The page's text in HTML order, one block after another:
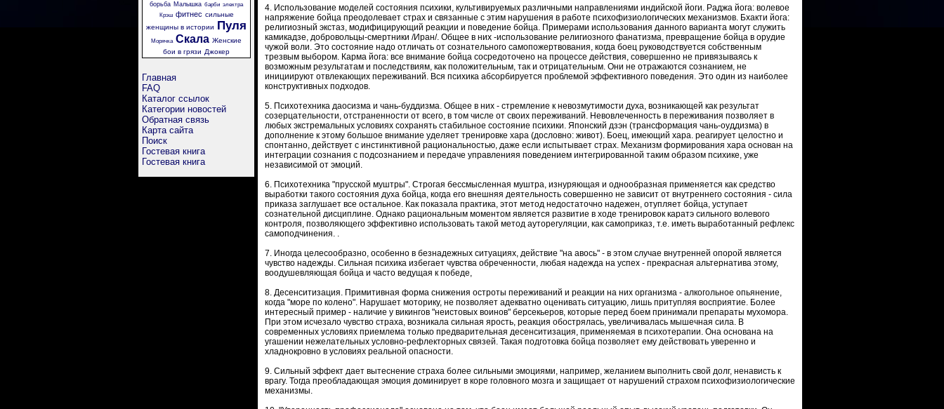
борьба Малышка барби электра
Крэш фитнес сильные
женщины в истории Пуля
Морячка Скала Женские
бои в грязи Джокер
Главная
FAQ
Каталог ссылок
Категории новостей
Обратная связь
Карта сайта
Поиск
Гостевая книга
Гостевая книга
4. Использование моделей состояния психики, культивируемых различными направлениями индийской йоги. Раджа йога: волевое
напряжение бойца преодолевает страх и связанные с этим нарушения в работе психофизиологических механизмов. Бхакти йога:
религиозный экстаз, модифицирующий реакции и поведение бойца. Примерами использования данного варианта могут служить
камикадзе, добровольцы-смертники /Иран/. Общее в них -использование религиозного фанатизма, превращение бойца в орудие
чужой воли. Это состояние надо отличать от сознательного самопожертвования, когда боец руководствуется собственным
трезвым выбором. Карма йога: все внимание бойца сосредоточено на процессе действия, совершенно не привязываясь к
возможным результатам и последствиям, как положительным, так и отрицательным. Они не отражаются сознанием, не
инициируют отвлекающих переживаний. Вся психика абсорбируется проблемой эффективного поведения. Это один из наиболее
конструктивных подходов.
5. Психотехника даосизма и чань-буддизма. Общее в них - стремление к невозмутимости духа, возникающей как результат
созерцательности, отстраненности от всего, в том числе от своих переживаний. Невовлеченность в переживания позволяет в
любых экстремальных условиях сохранять стабильное состояние психики. Японский дзэн (трансформация чань-оуддизма) в
дополнение к этому большое внимание уделяет тренировке хара (дословно: живот). Боец, имеющий хара. реагирует целостно и
спонтанно, действует с инстинктивной рациональностью, даже если испытывает страх. Механизм формирования хара основан на
интеграции сознания с подсознанием и передаче управленияя поведением интегрированной таким образом психике, уже
независимой от эмоций.
6. Психотехника "прусской муштры". Строгая бессмысленная муштра, изнуряющая и однообразная применяется как средство
выработки такого состояния духа бойца, когда его внешняя деятельность совершенно не зависит от внутреннего состояния - сила
приказа заглушает все остальное. Как показала практика, этот метод недостаточно надежен, отупляет бойца, уступает
сознательной дисциплине. Однако рациональным моментом является развитие в ходе тренировок каратэ сильного волевого
контроля, позволяющего эффективно использовать такой метод ауторегуляции, как самоприказ, т.е. иметь выработанный рефлекс
самоподчинения. .
7. Иногда целесообразно, особенно в безнадежных ситуациях, действие "на авось" - в этом случае внутренней опорой является
чувство надежды. Сильная психика избегает чувства обреченности, любая надежда на успех - прекрасная альтернатива этому,
воодушевляющая бойца и часто ведущая к победе,
8. Десенситизация. Примитивная форма снижения остроты переживаний и реакции на них организма - алкогольное опьянение,
когда "море по колено". Нарушает моторику, не позволяет адекватно оценивать ситуацию, лишь притупляя восприятие. Более
интересный пример - наличие у викингов "неистовых воинов" берсекьеров, которые перед боем принимали препараты мухомора.
При этом исчезало чувство страха, возникала сильная ярость, реакция обострялась, увеличивалась мышечная сила. В
современных условиях приемлема только предварительная десенситизация, применяемая в психотерапии. Она основана на
угашении нежелательных условно-рефлекторных связей. Такая подготовка бойца позволяет ему действовать уверенно и
хладнокровно в условиях реальной опасности.
9. Сильный эффект дает вытеснение страха более сильными эмоциями, например, желанием выполнить свой долг, ненависть к
врагу. Тогда преобладающая эмоция доминирует в коре головного мозга и защищает от нарушений страхом психофизиологические
механизмы.